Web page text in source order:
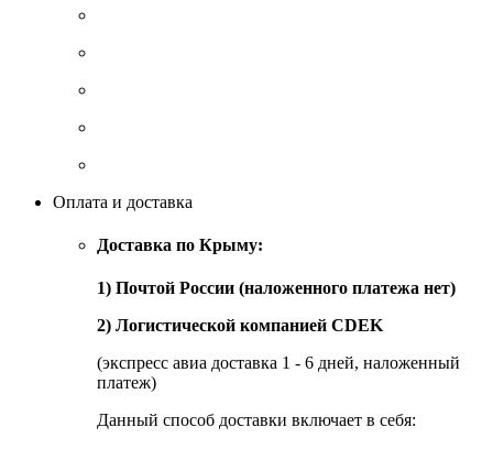
Оплата и доставка
Доставка по Крыму:
1) Почтой России (наложенного платежа нет)
2) Логистической компанией CDEK
(экспресс авиа доставка 1 - 6 дней, наложенный
платеж)
Данный способ доставки включает в себя: